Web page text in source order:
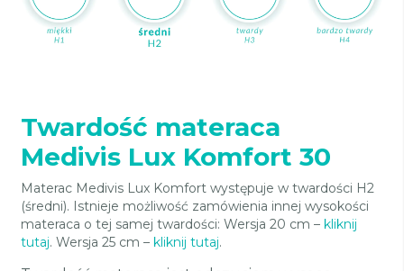
Twardość materaca
Medivis Lux Komfort 30
Materac Medivis Lux Komfort występuje w twardości H2
(średni). Istnieje możliwość zamówienia innej wysokości
materaca o tej samej twardości: Wersja 20 cm – kliknij
tutaj. Wersja 25 cm – kliknij tutaj.